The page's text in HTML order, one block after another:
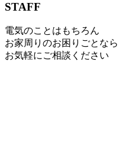
STAFF
電気のことはもちろん
お家周りのお困りごとなら
お気軽にご相談ください